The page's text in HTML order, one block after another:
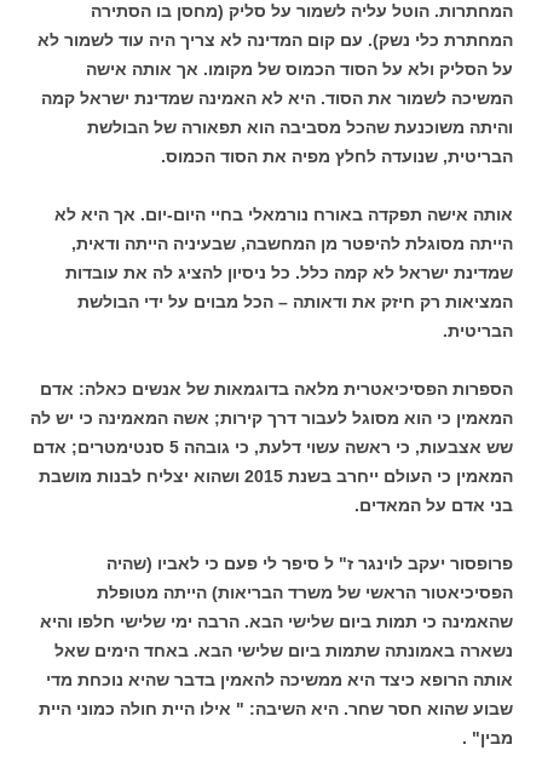
המחתרות. הוטל עליה לשמור על סליק (מחסן בו הסתירה
המחתרת כלי נשק). עם קום המדינה לא צריך היה עוד לשמור לא
על הסליק ולא על הסוד הכמוס של מקומו. אך אותה אישה
המשיכה לשמור את הסוד. היא לא האמינה שמדינת ישראל קמה
והיתה משוכנעת שהכל מסביבה הוא תפאורה של הבולשת
הבריטית, שנועדה לחלץ מפיה את הסוד הכמוס.
אותה אישה תפקדה באורח נורמאלי בחיי היום-יום. אך היא לא
הייתה מסוגלת להיפטר מן המחשבה, שבעיניה הייתה ודאית,
שמדינת ישראל לא קמה כלל. כל ניסיון להציג לה את עובדות
המציאות רק חיזק את ודאותה – הכל מבוים על ידי הבולשת
הבריטית.
הספרות הפסיכיאטרית מלאה בדוגמאות של אנשים כאלה: אדם
המאמין כי הוא מסוגל לעבור דרך קירות; אשה המאמינה כי יש לה
שש אצבעות, כי ראשה עשוי דלעת, כי גובהה 5 סנטימטרים; אדם
המאמין כי העולם ייחרב בשנת 2015 ושהוא יצליח לבנות מושבת
בני אדם על המאדים.
פרופסור יעקב לוינגר ז" ל סיפר לי פעם כי לאביו (שהיה
הפסיכיאטור הראשי של משרד הבריאות) הייתה מטופלת
שהאמינה כי תמות ביום שלישי הבא. הרבה ימי שלישי חלפו והיא
נשארה באמונתה שתמות ביום שלישי הבא. באחד הימים שאל
אותה הרופא כיצד היא ממשיכה להאמין בדבר שהיא נוכחת מדי
שבוע שהוא חסר שחר. היא השיבה: " אילו היית חולה כמוני היית
מבין" .